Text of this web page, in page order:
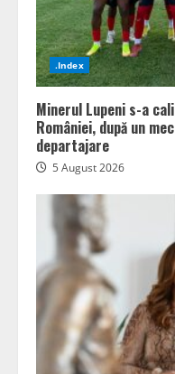
.Index
Minerul Lupeni s-a
României, după un
departajare
5 August 2026